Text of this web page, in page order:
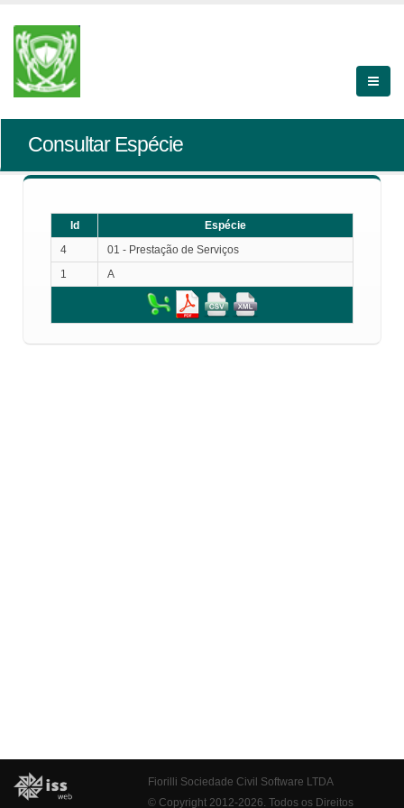
Consultar Espécie
Id
Espécie
4
01 - Prestação de Serviços
1
A
Fiorilli Sociedade Civil Software LTDA
© Copyright 2012-2026. Todos os Direitos